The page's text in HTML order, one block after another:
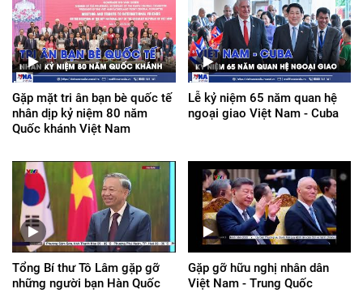
Gặp mặt tri ân bạn bè quốc tế
nhân dịp kỷ niệm 80 năm
Quốc khánh Việt Nam
Lễ kỷ niệm 65 năm quan hệ
ngoại giao Việt Nam - Cuba
Tổng Bí thư Tô Lâm gặp gỡ
những người bạn Hàn Quốc
Gặp gỡ hữu nghị nhân dân
Việt Nam - Trung Quốc